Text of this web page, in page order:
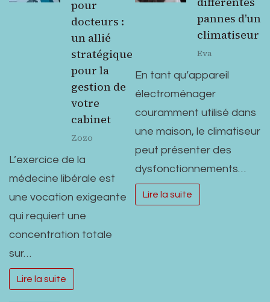
pour
docteurs :
un allié
stratégique
pour la
gestion de
votre
cabinet
Zozo
L’exercice de la
médecine libérale est
une vocation exigeante
qui requiert une
concentration totale
sur…
Lire la suite
pannes d’un
climatiseur
Eva
En tant qu’appareil
électroménager
couramment utilisé dans
une maison, le climatiseur
peut présenter des
dysfonctionnements…
Lire la suite